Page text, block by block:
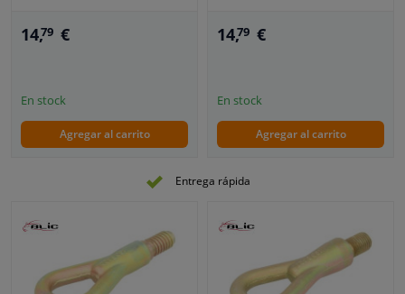
14,79 €
En stock
Agregar al carrito
14,79 €
En stock
Agregar al carrito
Entrega rápida